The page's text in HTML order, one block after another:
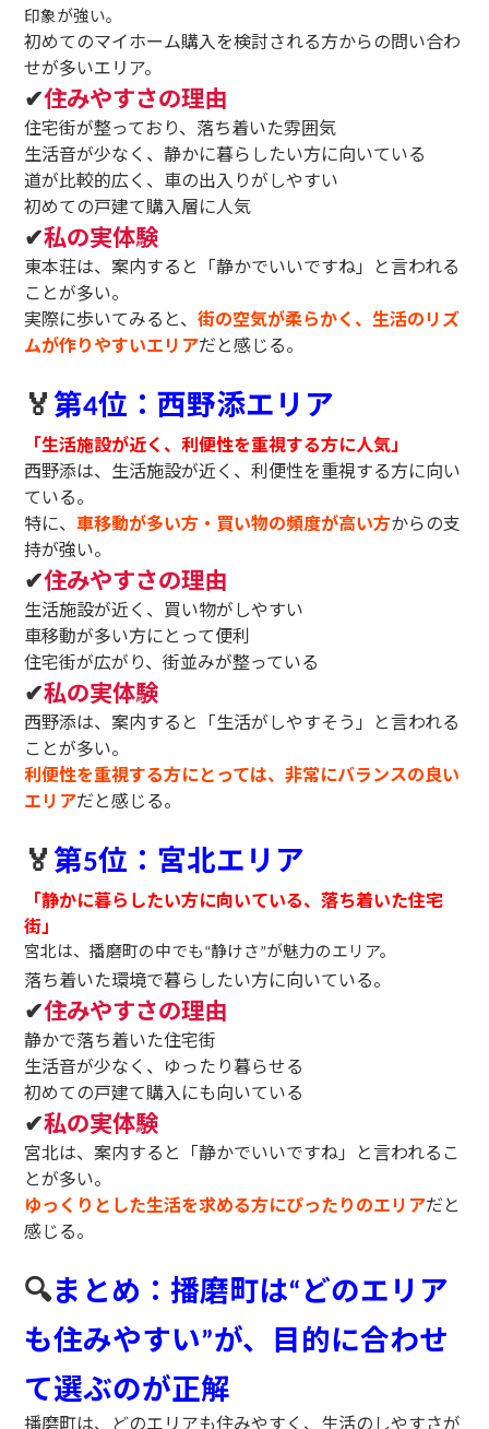
印象が強い。
初めてのマイホーム購入を検討される方からの問い合わ
せが多いエリア。
✔住みやすさの理由
住宅街が整っており、落ち着いた雰囲気
生活音が少なく、静かに暮らしたい方に向いている
道が比較的広く、車の出入りがしやすい
初めての戸建て購入層に人気
✔私の実体験
東本荘は、案内すると「静かでいいですね」と言われる
ことが多い。
実際に歩いてみると、街の空気が柔らかく、生活のリズ
ムが作りやすいエリアだと感じる。
🏅第4位：西野添エリア
「生活施設が近く、利便性を重視する方に人気」
西野添は、生活施設が近く、利便性を重視する方に向い
ている。
特に、車移動が多い方・買い物の頻度が高い方からの支
持が強い。
✔住みやすさの理由
生活施設が近く、買い物がしやすい
車移動が多い方にとって便利
住宅街が広がり、街並みが整っている
✔私の実体験
西野添は、案内すると「生活がしやすそう」と言われる
ことが多い。
利便性を重視する方にとっては、非常にバランスの良い
エリアだと感じる。
🏅第5位：宮北エリア
「静かに暮らしたい方に向いている、落ち着いた住宅
街」
宮北は、播磨町の中でも “静けさ ”が魅力のエリア。
落ち着いた環境で暮らしたい方に向いている。
✔住みやすさの理由
静かで落ち着いた住宅街
生活音が少なく、ゆったり暮らせる
初めての戸建て購入にも向いている
✔私の実体験
宮北は、案内すると「静かでいいですね」と言われるこ
とが多い。
ゆっくりとした生活を求める方にぴったりのエリアだと
感じる。
🔍まとめ：播磨町は“ どのエリア
も住みやすい”が、目的に合わせ
て選ぶのが正解
播磨町は、どのエリアも住みやすく、生活のしやすさが